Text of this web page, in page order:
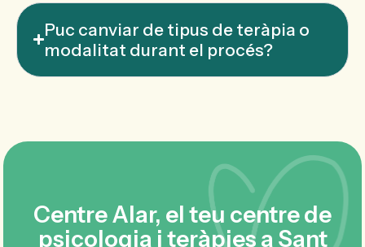
Puc canviar de tipus de teràpia o
modalitat durant el procés?
Centre Alar, el teu centre de
psicologia i teràpies a Sant